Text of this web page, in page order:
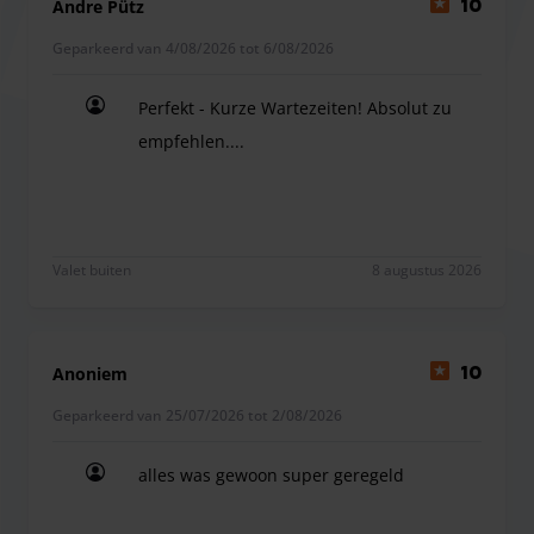
hoogseizoen te vermijden.
Betaling:Bij een verlate terugkeer kan de toeslag ter
Andre Pütz 10
Geparkeerd van 4/08/2026 tot 6/08/2026
Perfekt - Kurze Wartezeiten! Absolut zu
empfehlen....
Valet buiten 8 augustus 2026
Anoniem 10
Geparkeerd van 25/07/2026 tot 2/08/2026
alles was gewoon super geregeld